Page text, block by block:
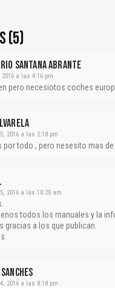
(5)
Santana Abrante
a las 4:16 pm
pero necesiotos coches
2016 a las 2:18 pm
por todo , pero nesesito mas
2016 a las 10:20 am
todos los manuales y la
gracias a los que publican.
2016 a las 8:18 pm